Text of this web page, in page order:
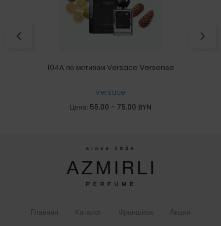
104A по мотивам Versace Versense
Versace
Цена: 55.00 - 75.00 BYN
Главная Каталог Франшиза
Акции